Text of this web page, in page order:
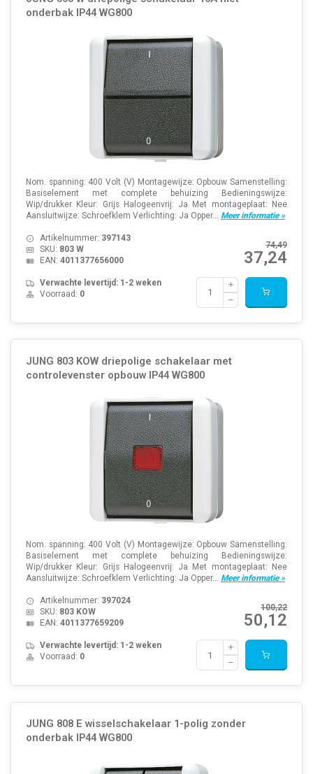
onderbak IP44 WG800
Nom. spanning: 400 Volt (V) Montagewijze: Opbouw Samenstelling:
Basiselement met complete behuizing Bedieningswijze:
Wip/drukker Kleur: Grijs Halogeenvrij: Ja Met montageplaat: Nee
Aansluitwijze: Schroefklem Verlichting: Ja Opper... Meer informatie »
74,49
37,24
Artikelnummer: 397143
SKU: 803 W
EAN: 4011377656000
Verwachte levertijd: 1-2 weken
Voorraad: 0
JUNG 803 KOW driepolige schakelaar met
controlevenster opbouw IP44 WG800
Nom. spanning: 400 Volt (V) Montagewijze: Opbouw Samenstelling:
Basiselement met complete behuizing Bedieningswijze:
Wip/drukker Kleur: Grijs Halogeenvrij: Ja Met montageplaat: Nee
Aansluitwijze: Schroefklem Verlichting: Ja Opper... Meer informatie »
100,22
50,12
Artikelnummer: 397024
SKU: 803 KOW
EAN: 4011377659209
Verwachte levertijd: 1-2 weken
Voorraad: 0
JUNG 808 E wisselschakelaar 1-polig zonder
onderbak IP44 WG800